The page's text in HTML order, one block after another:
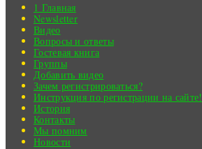
1 Главная
Newsletter
Видео
Вопросы и ответы
Гостевая книга
Группы
Добавить видео
Зачем регистрироваться?
Инструкция по регистрации на сайте!
История
Контакты
Мы помним
Новости